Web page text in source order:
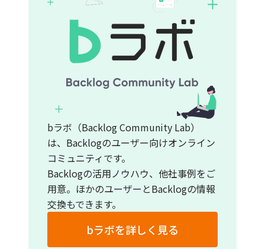
bラボ（Backlog Community Lab）
は、Backlogのユーザー向けオンライン
コミュニティです。
Backlogの活用ノウハウ、他社事例をご
用意。ほかのユーザーとBacklogの情報
交換もできます。
bラボを詳しく見る